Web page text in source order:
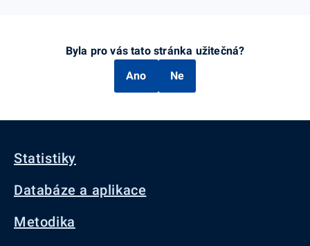
Byla pro vás tato stránka užitečná?
Ano
Ne
Statistiky
Databáze a aplikace
Metodika